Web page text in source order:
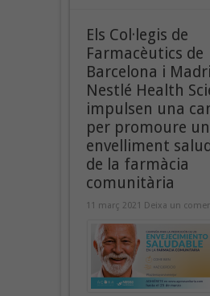
Els Col·legis de
Farmacèutics de
Barcelona i
Nestlé Health
impulsen una
per promoure un
envelliment
de la farmàcia
comunitària
11 març 2021 Deixa un